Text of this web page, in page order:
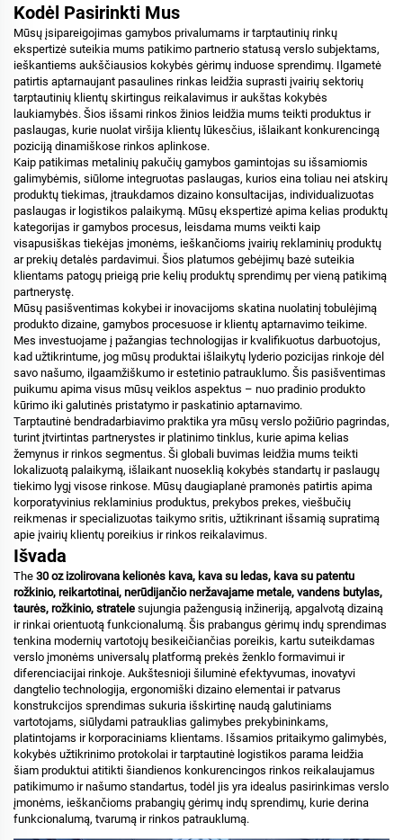
Kodėl Pasirinkti Mus
Mūsų įsipareigojimas gamybos privalumams ir tarptautinių rinkų
ekspertizė suteikia mums patikimo partnerio statusą verslo subjektams,
ieškantiems aukščiausios kokybės gėrimų induose sprendimų. Ilgametė
patirtis aptarnaujant pasaulines rinkas leidžia suprasti įvairių sektorių
tarptautinių klientų skirtingus reikalavimus ir aukštas kokybės
laukiamybės. Šios išsami rinkos žinios leidžia mums teikti produktus ir
paslaugas, kurie nuolat viršija klientų lūkesčius, išlaikant konkurencingą
poziciją dinamiškose rinkos aplinkose.
Kaip patikimas metalinių pakučių gamybos gamintojas su išsamiomis
galimybėmis, siūlome integruotas paslaugas, kurios eina toliau nei atskirų
produktų tiekimas, įtraukdamos dizaino konsultacijas, individualizuotas
paslaugas ir logistikos palaikymą. Mūsų ekspertizė apima kelias produktų
kategorijas ir gamybos procesus, leisdama mums veikti kaip
visapusiškas tiekėjas įmonėms, ieškančioms įvairių reklaminių produktų
ar prekių detalės pardavimui. Šios platumos gebėjimų bazė suteikia
klientams patogų prieigą prie kelių produktų sprendimų per vieną patikimą
partnerystę.
Mūsų pasišventimas kokybei ir inovacijoms skatina nuolatinį tobulėjimą
produkto dizaine, gamybos procesuose ir klientų aptarnavimo teikime.
Mes investuojame į pažangias technologijas ir kvalifikuotus darbuotojus,
kad užtikrintume, jog mūsų produktai išlaikytų lyderio pozicijas rinkoje dėl
savo našumo, ilgaamžiškumo ir estetinio patrauklumo. Šis pasišventimas
puikumu apima visus mūsų veiklos aspektus – nuo pradinio produkto
kūrimo iki galutinės pristatymo ir paskatinio aptarnavimo.
Tarptautinė bendradarbiavimo praktika yra mūsų verslo požiūrio pagrindas,
turint įtvirtintas partnerystes ir platinimo tinklus, kurie apima kelias
žemynus ir rinkos segmentus. Ši globali buvimas leidžia mums teikti
lokalizuotą palaikymą, išlaikant nuoseklią kokybės standartų ir paslaugų
tiekimo lygį visose rinkose. Mūsų daugiaplanė pramonės patirtis apima
korporatyvinius reklaminius produktus, prekybos prekes, viešbučių
reikmenas ir specializuotas taikymo sritis, užtikrinant išsamią supratimą
apie įvairių klientų poreikius ir rinkos reikalavimus.
Išvada
The 30 oz izolirovana kelionės kava, kava su ledas, kava su patentu
rožkinio, reikartotinai, nerūdijančio neržavajame metale, vandens butylas,
taurės, rožkinio, stratele sujungia pažengusią inžineriją, apgalvotą dizainą
ir rinkai orientuotą funkcionalumą. Šis prabangus gėrimų indų sprendimas
tenkina modernių vartotojų besikeičiančias poreikis, kartu suteikdamas
verslo įmonėms universalų platformą prekės ženklo formavimui ir
diferenciacijai rinkoje. Aukštesnioji šiluminė efektyvumas, inovatyvi
dangtelio technologija, ergonomiški dizaino elementai ir patvarus
konstrukcijos sprendimas sukuria išskirtinę naudą galutiniams
vartotojams, siūlydami patrauklias galimybes prekybininkams,
platintojams ir korporaciniams klientams. Išsamios pritaikymo galimybės,
kokybės užtikrinimo protokolai ir tarptautinė logistikos parama leidžia
šiam produktui atitikti šiandienos konkurencingos rinkos reikalaujamus
patikimumo ir našumo standartus, todėl jis yra idealus pasirinkimas verslo
įmonėms, ieškančioms prabangių gėrimų indų sprendimų, kurie derina
funkcionalumą, tvarumą ir rinkos patrauklumą.